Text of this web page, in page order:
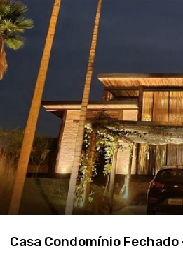
Casa Condomínio